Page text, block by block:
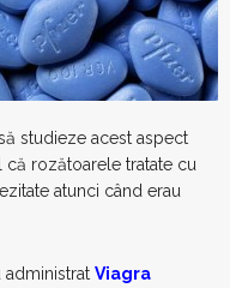
studieze acest aspect
rozătoarele tratate cu
atunci când erau
administrat Viagra